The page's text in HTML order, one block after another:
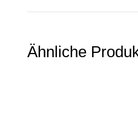
Ähnliche